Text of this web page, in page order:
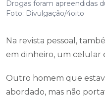
Drogas foram apreendidas
Foto: Divulgação/4oito
Na revista pessoal,
em dinheiro, um celular
Outro homem que
abordado, mas não